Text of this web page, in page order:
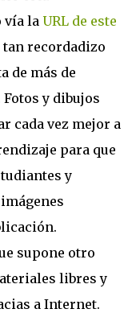
vía la URL de este
recordadizo
de más de
y dibujos
cada vez mejor a
para que
y
supone otro
libres y
a Internet.